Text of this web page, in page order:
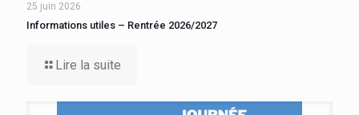
25 juin 2026
Informations utiles – Rentrée 2026/2027
Lire la suite